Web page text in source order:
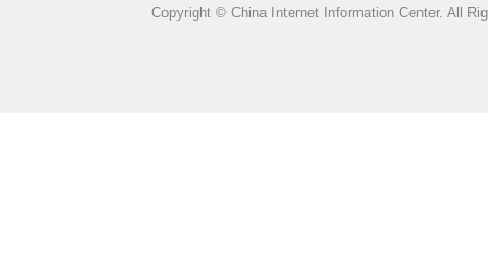
Copyright © China Internet Information Center. All